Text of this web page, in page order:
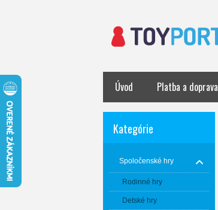
Úvod Platba a doprava
Kategórie
Spoločenské hry
Rodinné hry
Detské hry